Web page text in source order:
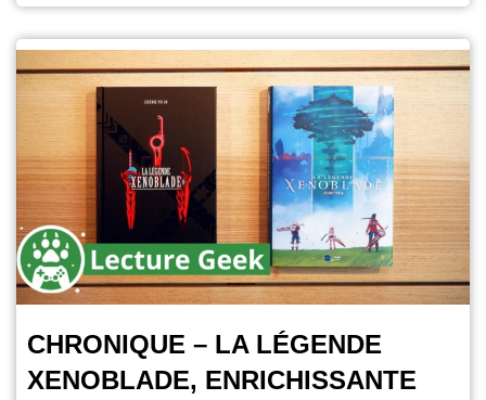
CHRONIQUE – LA LÉGENDE
XENOBLADE, ENRICHISSANTE